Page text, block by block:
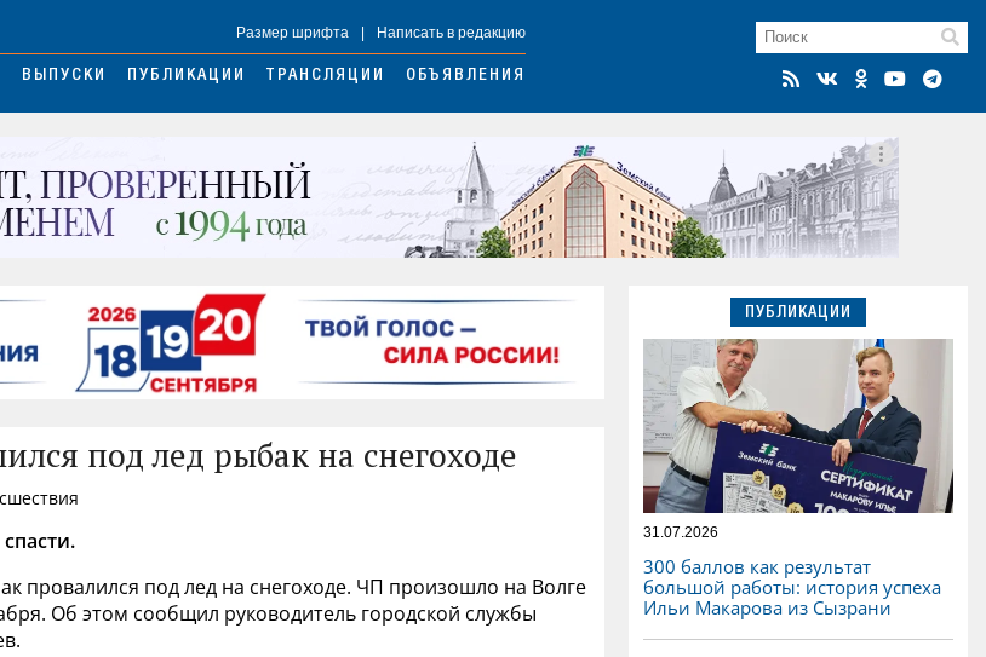
Размер шрифта Написать в редакцию
ВЫПУСКИ ПУБЛИКАЦИИ ТРАНСЛЯЦИИ ОБЪЯВЛЕНИЯ
под лед рыбак на снегоходе
провалился под лед на снегоходе. ЧП произошло на Волге
Об этом сообщил руководитель городской службы
ПУБЛИКАЦИИ
31.07.2026
300 баллов как результат
большой работы: история успеха
Ильи Макарова из Сызрани